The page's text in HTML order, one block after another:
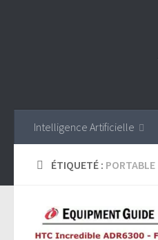
Intelligence Artificielle
ÉTIQUETÉ : PORTABLE